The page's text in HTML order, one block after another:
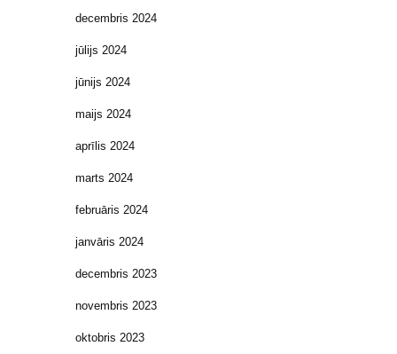
decembris 2024
jūlijs 2024
jūnijs 2024
maijs 2024
aprīlis 2024
marts 2024
februāris 2024
janvāris 2024
decembris 2023
novembris 2023
oktobris 2023